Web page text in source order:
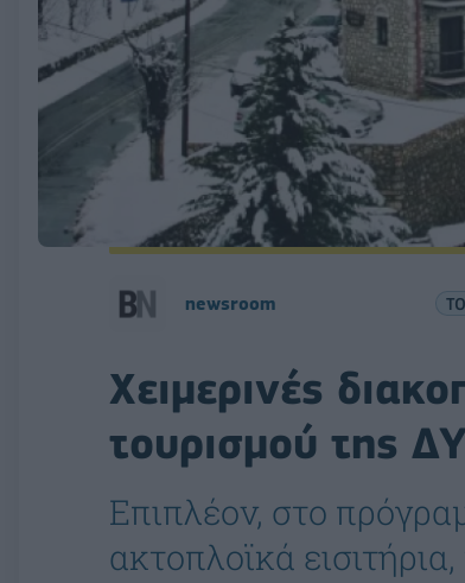
newsroom
Χειμερινές
τουρισμού της
Επιπλέον, στο
ακτοπλοϊκά